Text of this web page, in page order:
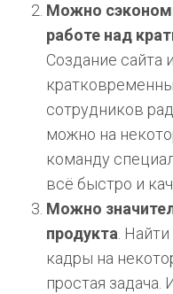
Можно
работе над
Создание сайта
сотрудников
можно на
команду
всё быстро и
Можно
продукта.
кадры на
простая задача.